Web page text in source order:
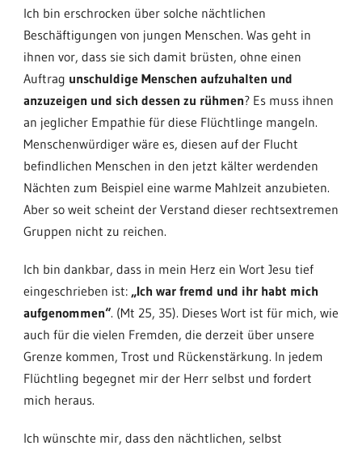
Ich bin erschrocken über solche nächtlichen
Beschäftigungen von jungen Menschen. Was geht in
ihnen vor, dass sie sich damit brüsten, ohne einen
Auftrag unschuldige Menschen aufzuhalten und
anzuzeigen und sich dessen zu rühmen? Es muss ihnen
an jeglicher Empathie für diese Flüchtlinge mangeln.
Menschenwürdiger wäre es, diesen auf der Flucht
befindlichen Menschen in den jetzt kälter werdenden
Nächten zum Beispiel eine warme Mahlzeit anzubieten.
Aber so weit scheint der Verstand dieser rechtsextremen
Gruppen nicht zu reichen.
Ich bin dankbar, dass in mein Herz ein Wort Jesu tief
eingeschrieben ist: „Ich war fremd und ihr habt mich
aufgenommen“. (Mt 25, 35). Dieses Wort ist für mich, wie
auch für die vielen Fremden, die derzeit über unsere
Grenze kommen, Trost und Rückenstärkung. In jedem
Flüchtling begegnet mir der Herr selbst und fordert
mich heraus.
Ich wünschte mir, dass den nächtlichen, selbst